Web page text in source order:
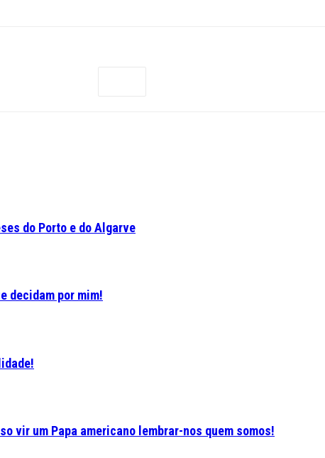
do Porto e do Algarve
decidam por mim!
vir um Papa americano lembrar-nos quem somos!